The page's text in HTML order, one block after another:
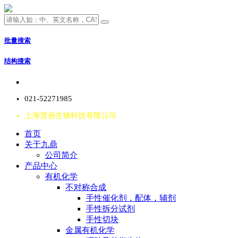
批量搜索
结构搜索
021-52271985
上海贤鼎生物科技有限公司
首页
关于九鼎
公司简介
产品中心
有机化学
不对称合成
手性催化剂，配体，辅剂
手性拆分试剂
手性切块
金属有机化学